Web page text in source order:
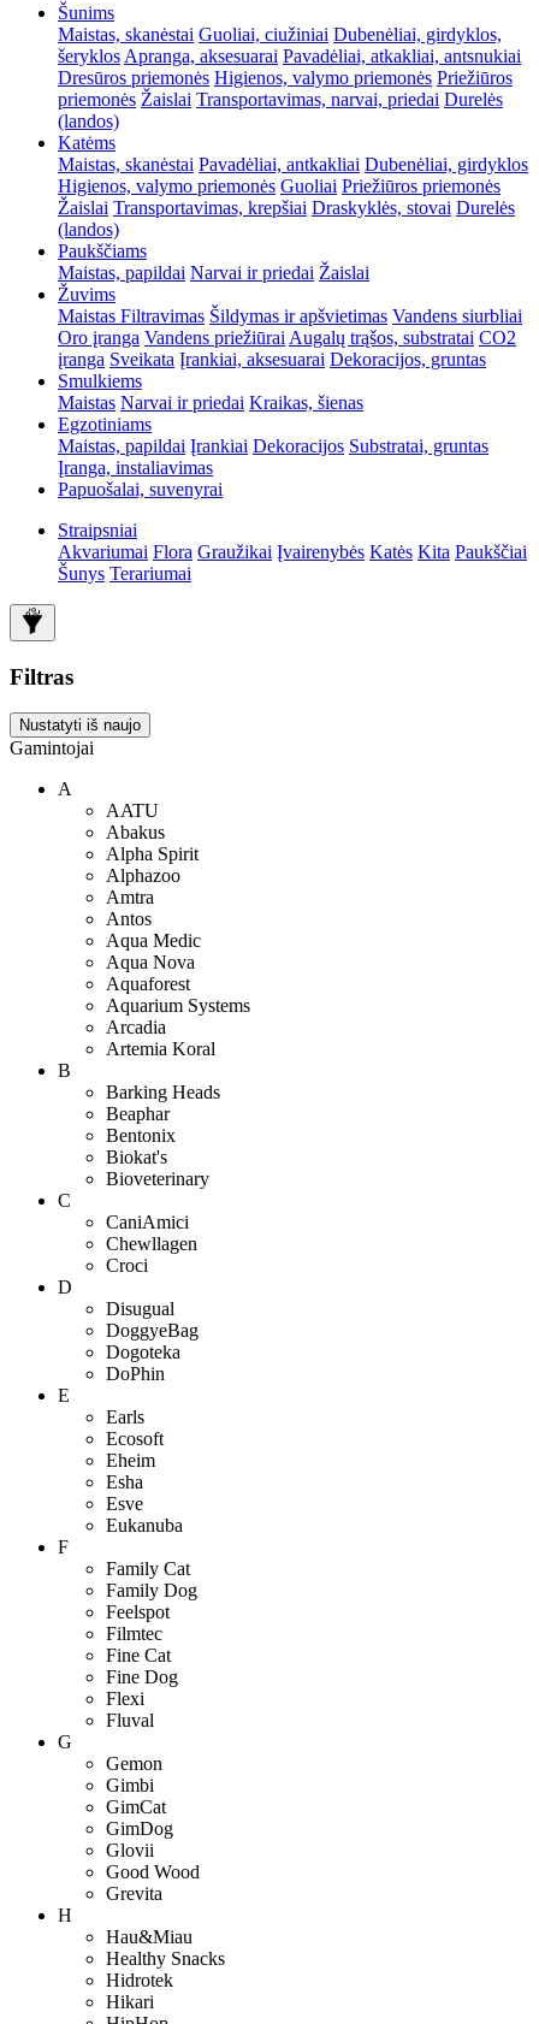
Šunims
Maistas, skanėstai Guoliai, ciužiniai Dubenėliai, girdyklos,
šeryklos Apranga, aksesuarai Pavadėliai, atkakliai, antsnukiai
Dresūros priemonės Higienos, valymo priemonės Priežiūros
priemonės Žaislai Transportavimas, narvai, priedai Durelės
(landos)
Katėms
Maistas, skanėstai Pavadėliai, antkakliai Dubenėliai, girdyklos
Higienos, valymo priemonės Guoliai Priežiūros priemonės
Žaislai Transportavimas, krepšiai Draskyklės, stovai Durelės
(landos)
Paukščiams
Maistas, papildai Narvai ir priedai Žaislai
Žuvims
Maistas Filtravimas Šildymas ir apšvietimas Vandens siurbliai
Oro įranga Vandens priežiūrai Augalų trąšos, substratai CO2
įranga Sveikata Įrankiai, aksesuarai Dekoracijos, gruntas
Smulkiems
Maistas Narvai ir priedai Kraikas, šienas
Egzotiniams
Maistas, papildai Įrankiai Dekoracijos Substratai, gruntas
Įranga, instaliavimas
Papuošalai, suvenyrai
Straipsniai
Akvariumai Flora Graužikai Įvairenybės Katės Kita Paukščiai
Šunys Terariumai
Filtras
Nustatyti iš naujo
Gamintojai
A
AATU
Abakus
Alpha Spirit
Alphazoo
Amtra
Antos
Aqua Medic
Aqua Nova
Aquaforest
Aquarium Systems
Arcadia
Artemia Koral
B
Barking Heads
Beaphar
Bentonix
Biokat's
Bioveterinary
C
CaniAmici
Chewllagen
Croci
D
Disugual
DoggyeBag
Dogoteka
DoPhin
E
Earls
Ecosoft
Eheim
Esha
Esve
Eukanuba
F
Family Cat
Family Dog
Feelspot
Filmtec
Fine Cat
Fine Dog
Flexi
Fluval
G
Gemon
Gimbi
GimCat
GimDog
Glovii
Good Wood
Grevita
H
Hau&Miau
Healthy Snacks
Hidrotek
Hikari